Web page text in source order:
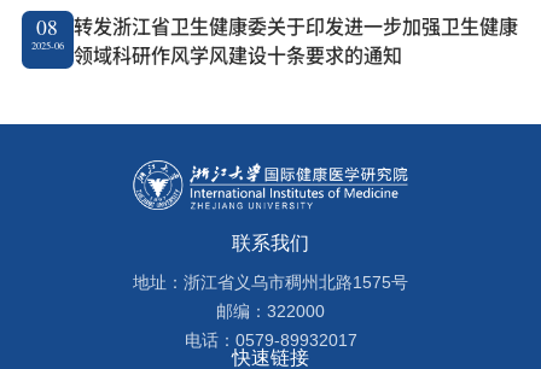
08
2025-06
转发浙江省卫生健康委关于印发进一步加强卫生健康
领域科研作风学风建设十条要求的通知
联系我们
地址：浙江省义乌市稠州北路1575号
邮编：322000
电话：0579-89932017
快速链接